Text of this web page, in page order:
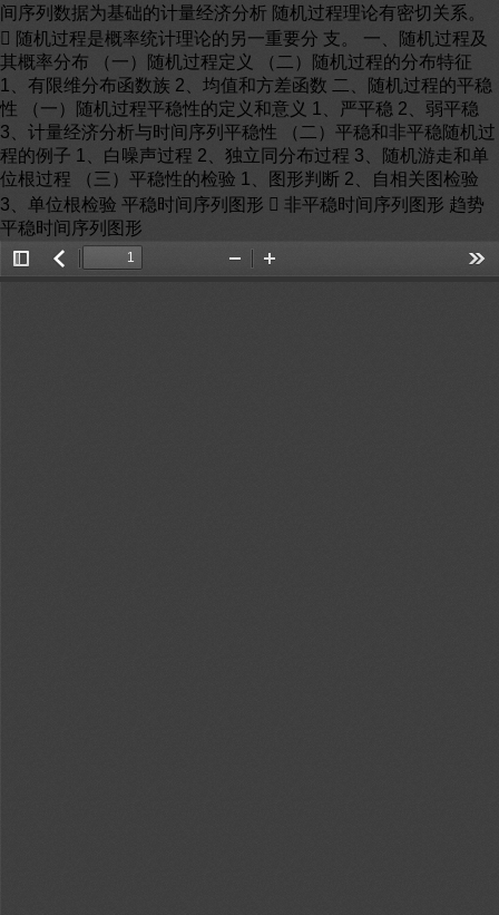
间序列数据为基础的计量经济分析 随机过程理论有密切关系。
 随机过程是概率统计理论的另一重要分 支。 一、随机过程及
其概率分布 （一）随机过程定义 （二）随机过程的分布特征
1、有限维分布函数族 2、均值和方差函数 二、随机过程的平稳
性 （一）随机过程平稳性的定义和意义 1、严平稳 2、弱平稳
3、计量经济分析与时间序列平稳性 （二）平稳和非平稳随机过
程的例子 1、白噪声过程 2、独立同分布过程 3、随机游走和单
位根过程 （三）平稳性的检验 1、图形判断 2、自相关图检验
3、单位根检验 平稳时间序列图形  非平稳时间序列图形 趋势
平稳时间序列图形
Toggle返
Zoom